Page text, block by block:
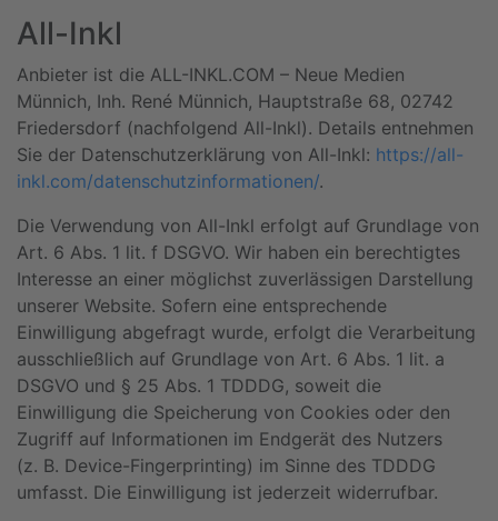
All-Inkl
Anbieter ist die ALL-INKL.COM – Neue Medien
Münnich, Inh. René Münnich, Hauptstraße 68, 02742
Friedersdorf (nachfolgend All-Inkl). Details entnehmen
Sie der Datenschutzerklärung von All-Inkl: https://all-
inkl.com/datenschutzinformationen/.
Die Verwendung von All-Inkl erfolgt auf Grundlage von
Art. 6 Abs. 1 lit. f DSGVO. Wir haben ein berechtigtes
Interesse an einer möglichst zuverlässigen Darstellung
unserer Website. Sofern eine entsprechende
Einwilligung abgefragt wurde, erfolgt die Verarbeitung
ausschließlich auf Grundlage von Art. 6 Abs. 1 lit. a
DSGVO und § 25 Abs. 1 TDDDG, soweit die
Einwilligung die Speicherung von Cookies oder den
Zugriff auf Informationen im Endgerät des Nutzers
(z. B. Device-Fingerprinting) im Sinne des TDDDG
umfasst. Die Einwilligung ist jederzeit widerrufbar.